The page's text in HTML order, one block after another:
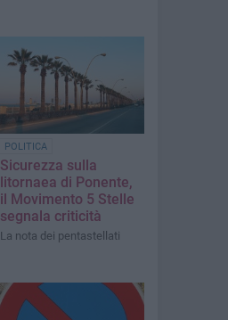
POLITICA
Sicurezza sulla
litornaea di Ponente,
il Movimento 5 Stelle
segnala criticità
La nota dei pentastellati